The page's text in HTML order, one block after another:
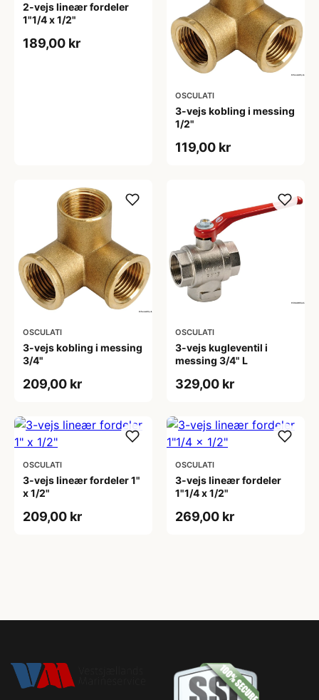
2-vejs lineær fordeler
1"1/4 x 1/2"
189,00 kr
OSCULATI
3-vejs kobling i messing
1/2"
119,00 kr
OSCULATI
3-vejs kobling i messing
3/4"
209,00 kr
OSCULATI
3-vejs kugleventil i
messing 3/4" L
329,00 kr
OSCULATI
3-vejs lineær fordeler 1"
x 1/2"
209,00 kr
OSCULATI
3-vejs lineær fordeler
1"1/4 x 1/2"
269,00 kr